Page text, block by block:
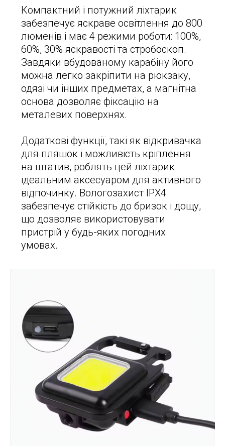
Компактний і потужний ліхтарик
забезпечує яскраве освітлення до 800
люменів і має 4 режими роботи: 100%,
60%, 30% яскравості та стробоскоп.
Завдяки вбудованому карабіну його
можна легко закріпити на рюкзаку,
одязі чи інших предметах, а магнітна
основа дозволяє фіксацію на
металевих поверхнях.
Додаткові функції, такі як відкривачка
для пляшок і можливість кріплення
на штатив, роблять цей ліхтарик
ідеальним аксесуаром для активного
відпочинку. Вологозахист IPX4
забезпечує стійкість до бризок і дощу,
що дозволяє використовувати
пристрій у будь-яких погодних
умовах.